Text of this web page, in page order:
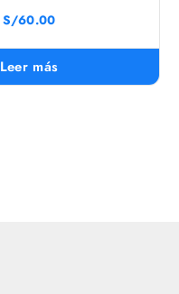
S/60.00
Leer más